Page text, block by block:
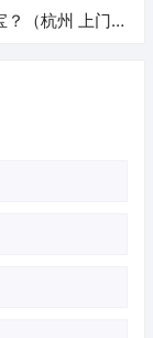
（杭州 上门回